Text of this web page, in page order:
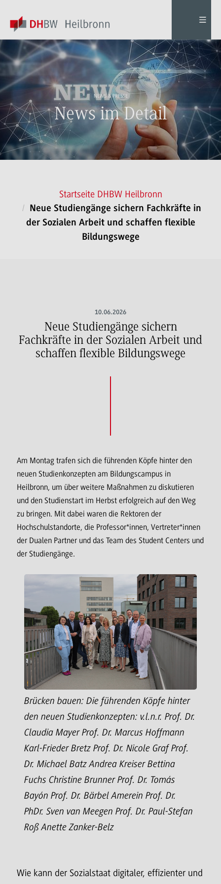
NEWS & PRESSE
News im Detail
Startseite DHBW Heilbronn
Neue Studiengänge sichern Fachkräfte in
der Sozialen Arbeit und schaffen flexible
Bildungswege
10.06.2026
Neue Studiengänge sichern
Fachkräfte in der Sozialen Arbeit und
schaffen flexible Bildungswege
Am Montag trafen sich die führenden Köpfe hinter den
neuen Studienkonzepten am Bildungscampus in
Heilbronn, um über weitere Maßnahmen zu diskutieren
und den Studienstart im Herbst erfolgreich auf den Weg
zu bringen. Mit dabei waren die Rektoren der
Hochschulstandorte, die Professor*innen, Vertreter*innen
der Dualen Partner und das Team des Student Centers und
der Studiengänge.
Brücken bauen: Die führenden Köpfe hinter
den neuen Studienkonzepten: v.l.n.r. Prof. Dr.
Claudia Mayer Prof. Dr. Marcus Hoffmann
Karl-Frieder Bretz Prof. Dr. Nicole Graf Prof.
Dr. Michael Batz Andrea Kreiser Bettina
Fuchs Christine Brunner Prof. Dr. Tomás
Bayón Prof. Dr. Bärbel Amerein Prof. Dr.
PhDr. Sven van Meegen Prof. Dr. Paul-Stefan
Roß Anette Zanker-Belz
Wie kann der Sozialstaat digitaler, effizienter und